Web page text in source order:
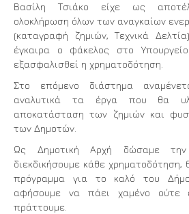
Βασίλη Τσιάκο είχε ως
ολοκλήρωση όλων των αναγκαίων
(καταγραφή ζημιών, Τεχνικά
έγκαιρα ο φάκελος στο
εξασφαλισθεί η χρηματοδότηση.
Στο επόμενο διάστημα
αναλυτικά τα έργα που θα
αποκατάσταση των ζημιών και
των Δημοτών.
Ως Δημοτική Αρχή δώσαμε
διεκδικήσουμε κάθε
πρόγραμμα για το καλό του
αφήσουμε να πάει χαμένο ούτε
πράττουμε.